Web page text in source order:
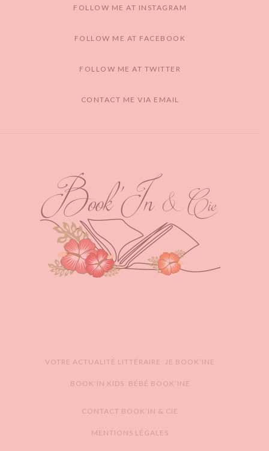
FOLLOW ME AT INSTAGRAM
FOLLOW ME AT FACEBOOK
FOLLOW ME AT TWITTER
CONTACT ME VIA EMAIL
VOTRE ACTUALITÉ LITTÉRAIRE JE BOOK’INE
BOOK’IN KIDS BÉBÉ BOOK’INE
CONTACT BOOK’IN & CIE
MENTIONS LÉGALES